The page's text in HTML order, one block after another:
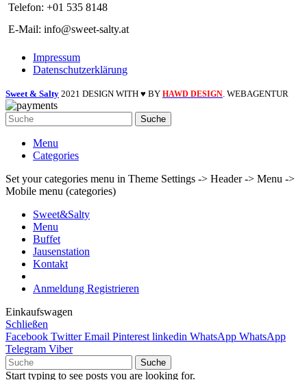
Telefon: +01 535 8148
E-Mail: info@sweet-salty.at
Impressum
Datenschutzerklärung
Sweet & Salty 2021 DESIGN WITH ♥ BY HAWD DESIGN . WEBAGENTUR
Suche
Menu
Categories
Set your categories menu in Theme Settings -> Header -> Menu ->
Mobile menu (categories)
Sweet&Salty
Menu
Buffet
Jausenstation
Kontakt
Anmeldung Registrieren
Einkaufswagen
Schließen
Facebook Twitter Email Pinterest linkedin WhatsApp WhatsApp
Telegram Viber
Suche
Start typing to see posts you are looking for.